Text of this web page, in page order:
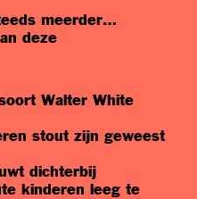
meerder…
deze
Walter White
stout zijn geweest
dichterbij
kinderen leeg te